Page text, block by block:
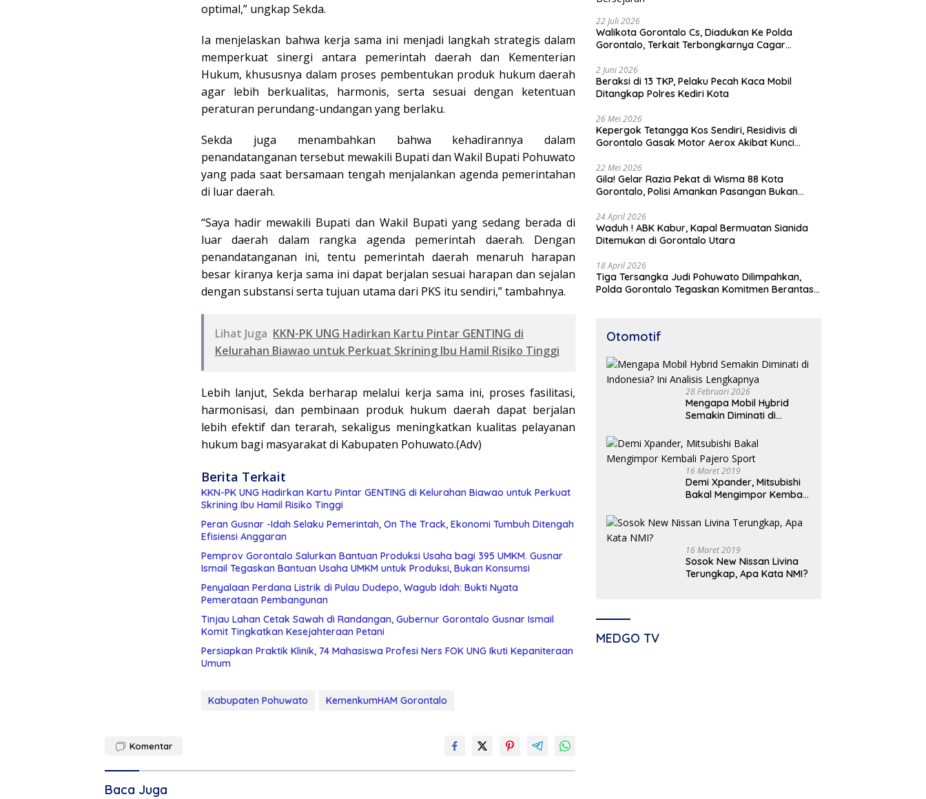
optimal,” ungkap Sekda.
Ia menjelaskan bahwa kerja sama ini menjadi langkah strategis dalam
memperkuat sinergi antara pemerintah daerah dan Kementerian
Hukum, khususnya dalam proses pembentukan produk hukum daerah
agar lebih berkualitas, harmonis, serta sesuai dengan ketentuan
peraturan perundang-undangan yang berlaku.
Sekda juga menambahkan bahwa kehadirannya dalam
penandatanganan tersebut mewakili Bupati dan Wakil Bupati Pohuwato
yang pada saat bersamaan tengah menjalankan agenda pemerintahan
di luar daerah.
“Saya hadir mewakili Bupati dan Wakil Bupati yang sedang berada di
luar daerah dalam rangka agenda pemerintah daerah. Dengan
penandatanganan ini, tentu pemerintah daerah menaruh harapan
besar kiranya kerja sama ini dapat berjalan sesuai harapan dan sejalan
dengan substansi serta tujuan utama dari PKS itu sendiri,” tambahnya.
Lihat Juga KKN-PK UNG Hadirkan Kartu Pintar GENTING di
Kelurahan Biawao untuk Perkuat Skrining Ibu Hamil Risiko Tinggi
Lebih lanjut, Sekda berharap melalui kerja sama ini, proses fasilitasi,
harmonisasi, dan pembinaan produk hukum daerah dapat berjalan
lebih efektif dan terarah, sekaligus meningkatkan kualitas pelayanan
hukum bagi masyarakat di Kabupaten Pohuwato.(Adv)
Berita Terkait
KKN-PK UNG Hadirkan Kartu Pintar GENTING di Kelurahan Biawao untuk Perkuat
Skrining Ibu Hamil Risiko Tinggi
Peran Gusnar -Idah Selaku Pemerintah, On The Track, Ekonomi Tumbuh Ditengah
Efisiensi Anggaran
Pemprov Gorontalo Salurkan Bantuan Produksi Usaha bagi 395 UMKM. Gusnar
Ismail Tegaskan Bantuan Usaha UMKM untuk Produksi, Bukan Konsumsi
Penyalaan Perdana Listrik di Pulau Dudepo, Wagub Idah: Bukti Nyata
Pemerataan Pembangunan
Tinjau Lahan Cetak Sawah di Randangan, Gubernur Gorontalo Gusnar Ismail
Komit Tingkatkan Kesejahteraan Petani
Persiapkan Praktik Klinik, 74 Mahasiswa Profesi Ners FOK UNG Ikuti Kepaniteraan
Umum
Kabupaten Pohuwato KemenkumHAM Gorontalo
Komentar
Baca Juga
22 Juli 2026
Walikota Gorontalo Cs, Diadukan Ke Polda
Gorontalo, Terkait Terbongkarnya Cagar
Bersejarah
2 Juni 2026
Beraksi di 13 TKP, Pelaku Pecah Kaca Mobil
Ditangkap Polres Kediri Kota
26 Mei 2026
Kepergok Tetangga Kos Sendiri, Residivis di
Gorontalo Gasak Motor Aerox Akibat Kunci
22 Mei 2026
Gila! Gelar Razia Pekat di Wisma 88 Kota
Gorontalo, Polisi Amankan Pasangan Bukan
24 April 2026
Waduh ! ABK Kabur, Kapal Bermuatan Sianida
Ditemukan di Gorontalo Utara
18 April 2026
Tiga Tersangka Judi Pohuwato Dilimpahkan,
Polda Gorontalo Tegaskan Komitmen Berantas
Otomotif
28 Februari 2026
Mengapa Mobil Hybrid
Semakin Diminati di
Lengkapnya
16 Maret 2019
Demi Xpander, Mitsubishi
Bakal Mengimpor Kembali
16 Maret 2019
Sosok New Nissan Livina
Terungkap, Apa Kata NMI?
MEDGO TV